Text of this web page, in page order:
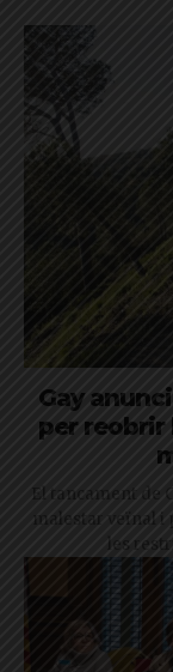
Gay
per reobrir
El tancament de
malestar veïnal i
les